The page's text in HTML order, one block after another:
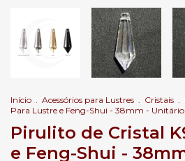
Início . Acessórios para Lustres . Cristais .
Para Lustre e Feng-Shui - 38mm - Unitário
Pirulito de Cristal
e Feng-Shui -